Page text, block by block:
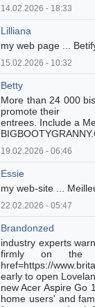
14.02.2026 - 18:33
Lilliana
my web page ...
15.02.2026 - 10:32
Betty
More than 24 000
promote their
entrees. Include a
19.02.2026 - 06:46
Essie
my web-site ...
22.02.2026 - 05:47
Brandonzed
industry experts
firmly on the
href=https://
early to open
new Acer Aspire Go
home users' and